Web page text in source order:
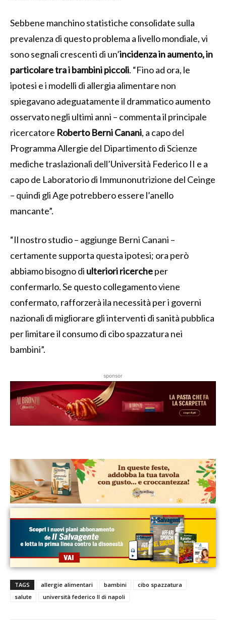
Sebbene manchino statistiche consolidate sulla
prevalenza di questo problema a livello mondiale, vi
sono segnali crescenti di un’incidenza in aumento, in
particolare tra i bambini piccoli. “Fino ad ora, le
ipotesi e i modelli di allergia alimentare non
spiegavano adeguatamente il drammatico aumento
osservato negli ultimi anni – commenta il principale
ricercatore Roberto Berni Canani, a capo del
Programma Allergie del Dipartimento di Scienze
mediche traslazionali dell’Università Federico II e a
capo de Laboratorio di Immunonutrizione del Ceinge
– quindi gli Age potrebbero essere l’anello
mancante”.
“Il nostro studio – aggiunge Berni Canani –
certamente supporta questa ipotesi; ora però
abbiamo bisogno di ulteriori ricercheper
confermarlo. Se questo collegamento viene
confermato, rafforzerà ila necessità per i governi
nazionali di migliorare gli interventi di sanità pubblica
per limitare il consumo di cibo spazzatura nei
bambini”.
sponsor
TAGS allergie alimentari bambini
cibo spazzatura
salute
università federico II di napoli